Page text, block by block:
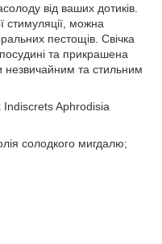
від ваших дотиків.
стимуляції, можна
пестощів. Свічка
та прикрашена
та стильним
Indiscrets Aphrodisia
солодкого мигдалю;